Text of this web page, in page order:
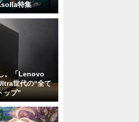
特集
。「Lenovo
世代の“全て
ップ”